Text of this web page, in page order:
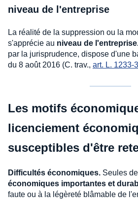
niveau de l'entreprise
La réalité de la suppression ou la
s'apprécie au niveau de
par la jurisprudence, dispose d'une
du 8 août 2016 (C. trav., art. L. 1233-3
Les motifs
licenciement
susceptibles d'être
Difficultés économiques. Seules
économiques importantes et
faute ou à la légèreté blâmable de